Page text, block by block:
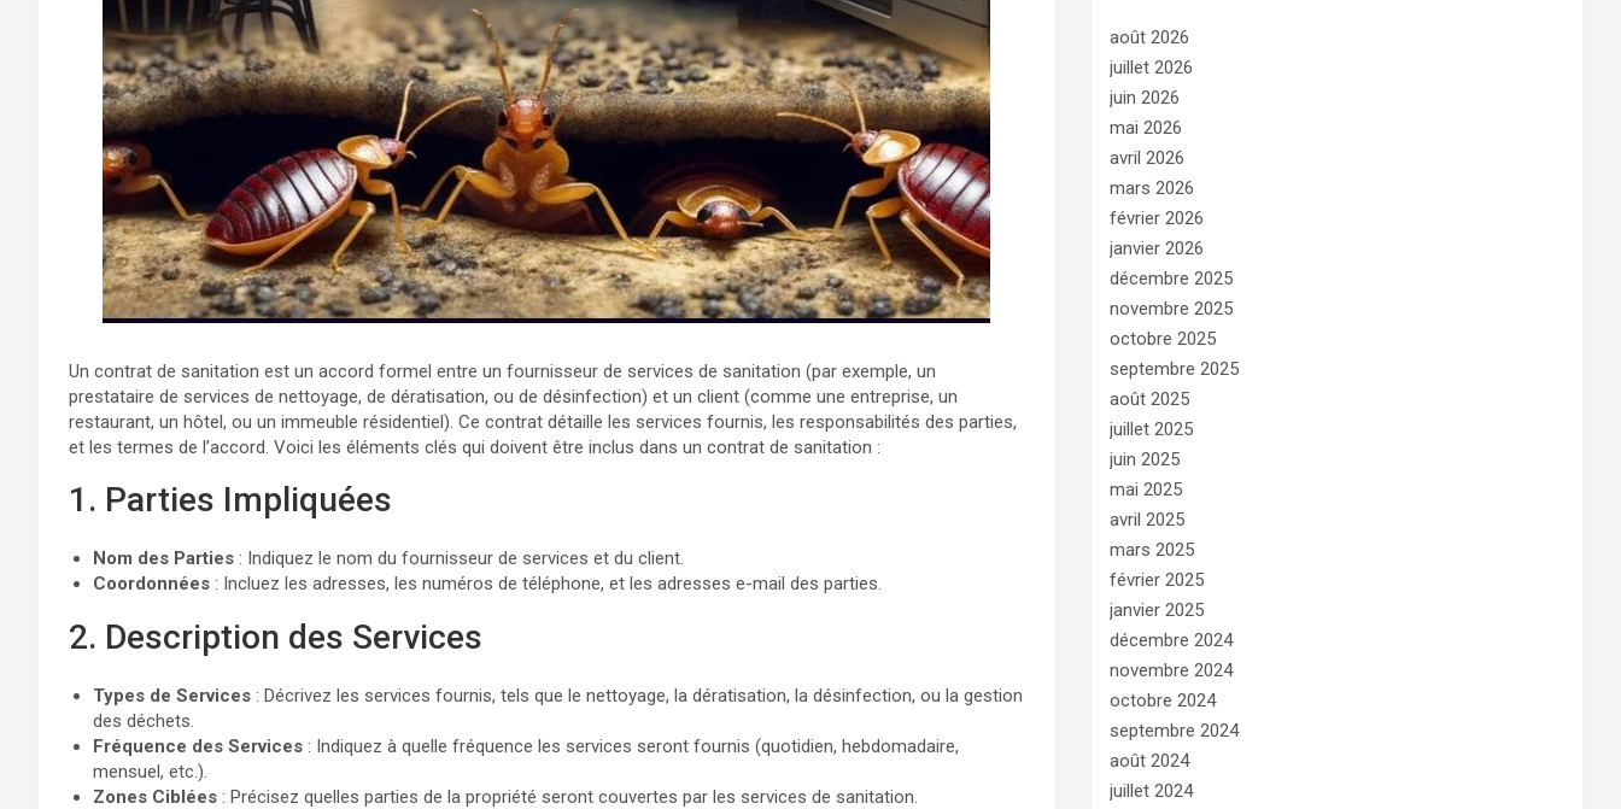
Un contrat de sanitation est un accord formel entre un fournisseur de services de sanitation (par exemple, un
prestataire de services de nettoyage, de dératisation, ou de désinfection) et un client (comme une entreprise, un
restaurant, un hôtel, ou un immeuble résidentiel). Ce contrat détaille les services fournis, les responsabilités des parties,
et les termes de l’accord. Voici les éléments clés qui doivent être inclus dans un contrat de sanitation :
1. Parties Impliquées
Nom des Parties : Indiquez le nom du fournisseur de services et du client.
Coordonnées : Incluez les adresses, les numéros de téléphone, et les adresses e-mail des parties.
2. Description des Services
Types de Services : Décrivez les services fournis, tels que le nettoyage, la dératisation, la désinfection, ou la gestion
des déchets.
Fréquence des Services : Indiquez à quelle fréquence les services seront fournis (quotidien, hebdomadaire,
mensuel, etc.).
Zones Ciblées : Précisez quelles parties de la propriété seront couvertes par les services de sanitation.
août 2026
juillet 2026
juin 2026
mai 2026
avril 2026
mars 2026
février 2026
janvier 2026
décembre 2025
novembre 2025
octobre 2025
septembre 2025
août 2025
juillet 2025
juin 2025
mai 2025
avril 2025
mars 2025
février 2025
janvier 2025
décembre 2024
novembre 2024
octobre 2024
septembre 2024
août 2024
juillet 2024